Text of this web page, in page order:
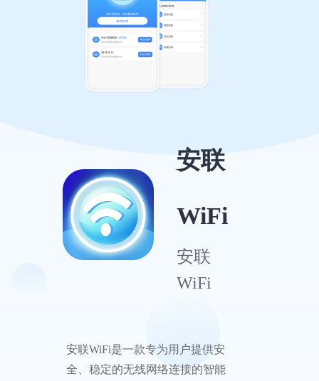
安联
WiFi
安联
WiFi
安联WiFi是一款专为用户提供安
全、稳定的无线网络连接的智能